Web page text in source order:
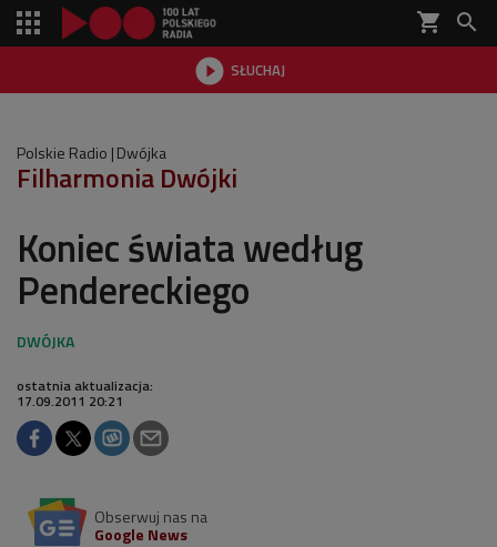
shopping_cart 
 SŁUCHAJ

Polskie Radio Dwójka
Filharmonia Dwójki
Koniec świata według
Pendereckiego
ostatnia aktualizacja:
17.09.2011 20:21
Obserwuj nas na
Google News